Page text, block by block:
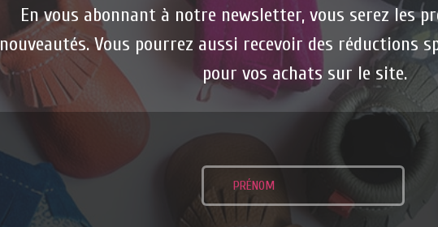
En vous abonnant à notre newsletter, vous serez les
nouveautés. Vous pourrez aussi recevoir des réductions
pour vos achats sur le site.